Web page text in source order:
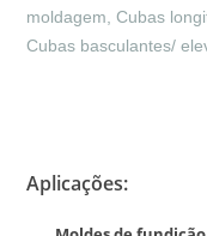
moldagem, Cubas
Cubas basculantes/
Aplicações: